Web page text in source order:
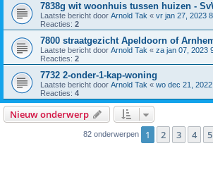
7838g wit woonhuis tussen huizen -
Laatste bericht door Arnold Tak « vr jan 27, 2023
Reacties: 2
7800 straatgezicht Apeldoorn of
Laatste bericht door Arnold Tak « za jan 07, 2023
Reacties: 2
7732 2-onder-1-kap-woning
Laatste bericht door Arnold Tak « wo dec 21,
Reacties: 4
Nieuw onderwerp
82 onderwerpen 1 2 3 4 5